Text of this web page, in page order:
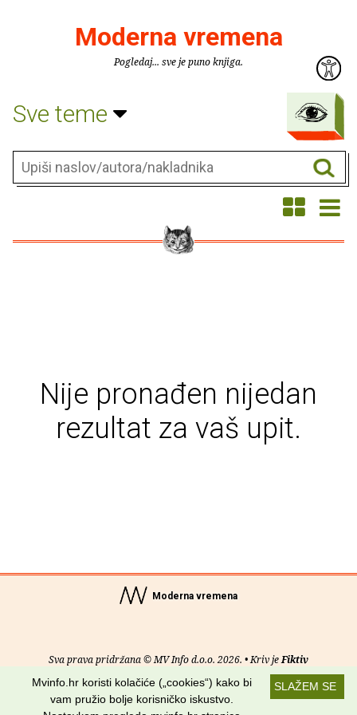
Moderna vremena
Pogledaj... sve je puno knjiga.
Sve teme
Nije pronađen nijedan
rezultat za vaš upit.
Moderna vremena
Sva prava pridržana © MV Info d.o.o. 2026. • Kriv jeFiktiv
Uvjeti korištenja RSS kanaliSLAŽEM SE
Mvinfo.hr koristi kolačiće („cookies“) kako bi
vam pružio bolje korisničko iskustvo.